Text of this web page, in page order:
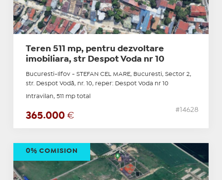
Teren 511 mp, pentru dezvoltare
imobiliara, str Despot Voda nr 10
Bucuresti-Ilfov - STEFAN CEL MARE, Bucuresti, Sector 2,
str. Despot Vodă, nr. 10, reper: Despot Voda nr 10
Intravilan, 511 mp total
365.000 €
#14628
0% COMISION